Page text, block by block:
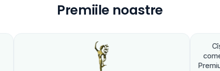
Premiile noastre
Cîştigătorul
comercială a
Premiu «Mercurul